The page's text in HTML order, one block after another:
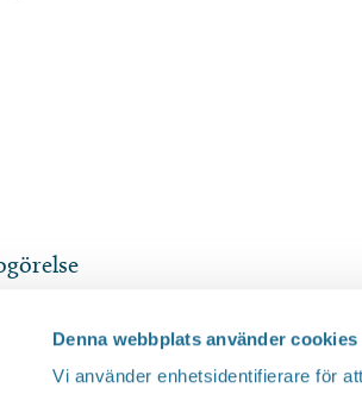
Denna webbplats använder cookies
Vi använder enhetsidentifierare för